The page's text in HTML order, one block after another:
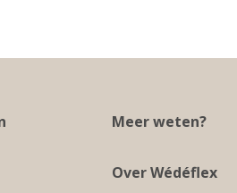
Meer weten?
Over Wédéflex